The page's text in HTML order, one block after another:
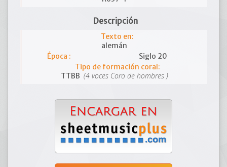
Descripción
Texto en:
alemán
Época :
Siglo 20
Tipo de formación coral:
TTBB (4 voces Coro de hombres )